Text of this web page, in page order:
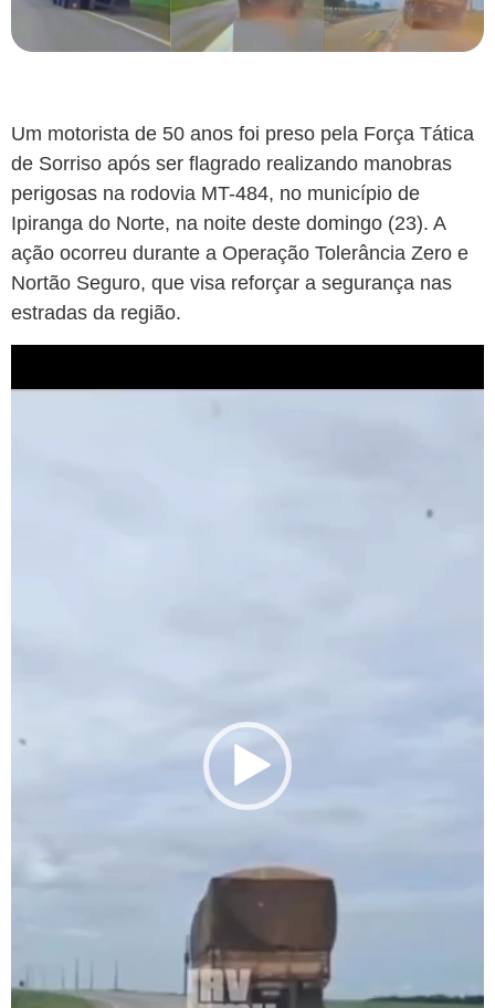
Um motorista de 50 anos foi preso pela Força Tática
de Sorriso após ser flagrado realizando manobras
perigosas na rodovia MT-484, no município de
Ipiranga do Norte, na noite deste domingo (23). A
ação ocorreu durante a Operação Tolerância Zero e
Nortão Seguro, que visa reforçar a segurança nas
estradas da região.
de